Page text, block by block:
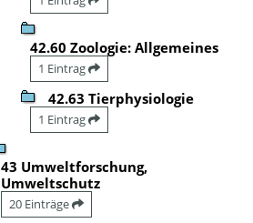
42.60 Zoologie: Allgemeines
1 Eintrag
42.63 Tierphysiologie
1 Eintrag
43 Umweltforschung,
Umweltschutz
20 Einträge